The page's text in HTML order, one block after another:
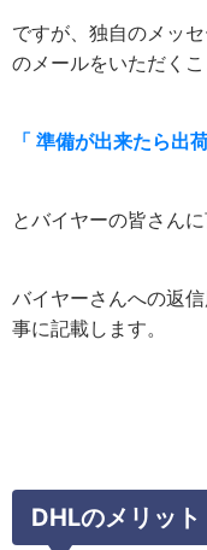
ですが、独自のメッ
のメールをいただくこ
「 準備が出来たら出
とバイヤーの皆さん
バイヤーさんへの返
事に記載します。
DHLのメリット